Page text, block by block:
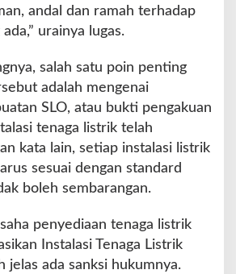
andal dan ramah terhadap
urainya lugas.
salah satu poin penting
adalah mengenai
SLO, atau bukti pengakuan
tenaga listrik telah
kata lain, setiap instalasi listrik
sesuai dengan standard
boleh sembarangan.
penyediaan tenaga listrik
Instalasi Tenaga Listrik
jelas ada sanksi hukumnya.